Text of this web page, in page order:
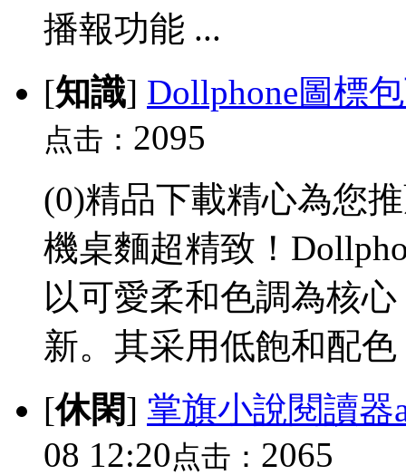
播報功能 ...
[知識] Dollphone圖標
点击： 2095
(0)精品下載精心為您
機桌麵超精致！
以可愛柔和色調為核
新。其采用低飽和配
[休閑] 掌旗小說閱讀器
08 12:20点击： 2065